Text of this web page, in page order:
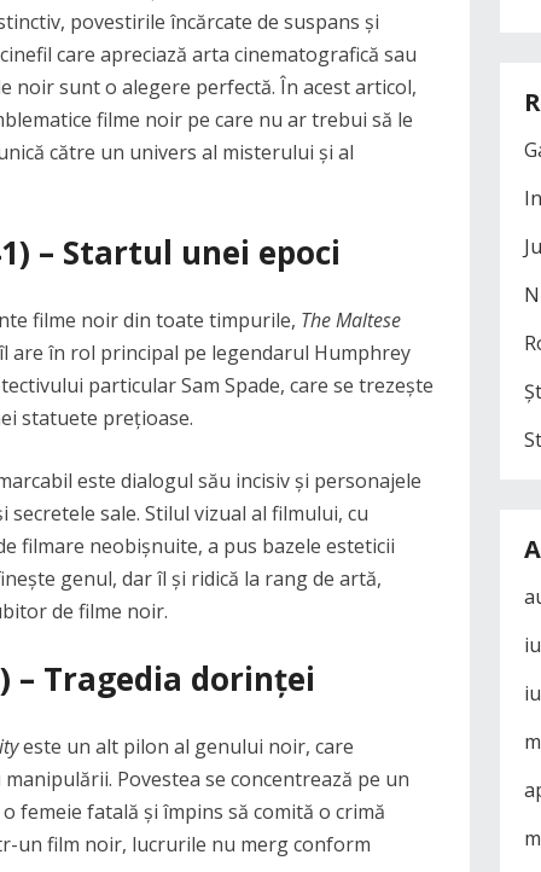
povestirile încărcate de suspans și
care apreciază arta cinematografică sau
noir sunt o alegere perfectă. În acest articol,
filme noir pe care nu ar trebui să le
către un univers al misterului și al
– Startul unei epoci
filme noir din toate timpurile, The Maltese
are în rol principal pe legendarul Humphrey
particular Sam Spade, care se trezește
statuete prețioase.
este dialogul său incisiv și personajele
sale. Stilul vizual al filmului, cu
filmare neobișnuite, a pus bazele esteticii
genul, dar îl și ridică la rang de artă,
de filme noir.
– Tragedia dorinței
este un alt pilon al genului noir, care
Povestea se concentrează pe un
femeie fatală și împins să comită o crimă
un film noir, lucrurile nu merg conform